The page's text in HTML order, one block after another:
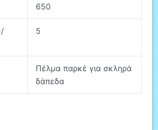
650
5
Πέλμα παρκέ για σκληρά
δάπεδα